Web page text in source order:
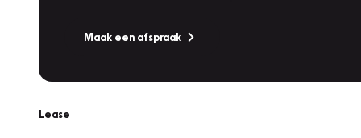
Maak een afspraak
Lease